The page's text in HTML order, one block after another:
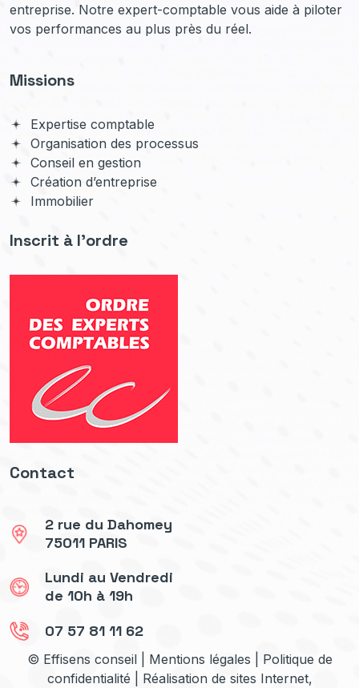
entreprise. Notre expert-comptable vous aide à piloter
vos performances au plus près du réel.
Missions
Expertise comptable
Organisation des processus
Conseil en gestion
Création d’entreprise
Immobilier
Inscrit à l'ordre
Contact
2 rue du Dahomey
75011 PARIS
Lundi au Vendredi
de 10h à 19h
07 57 81 11 62
© Effisens conseil | Mentions légales
Politique de
confidentialité | Réalisation de sites Internet,